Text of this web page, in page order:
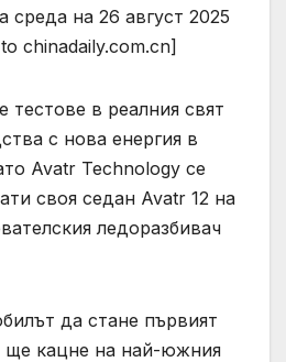
среда на 26 август 2025
chinadaily.com.cn]
в реалния свят
с нова енергия в
Avatr Technology се
своя седан Avatr 12 на
ледоразбивач
да стане първият
ще кацне на най-южния